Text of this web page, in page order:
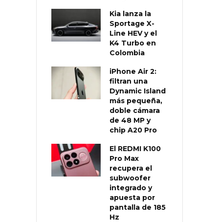
Kia lanza la
Sportage X-
Line HEV y el
K4 Turbo en
Colombia
iPhone Air 2:
filtran una
Dynamic Island
más pequeña,
doble cámara
de 48 MP y
chip A20 Pro
El REDMI K100
Pro Max
recupera el
subwoofer
integrado y
apuesta por
pantalla de 185
Hz